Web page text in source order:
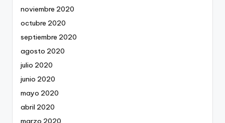
noviembre 2020
octubre 2020
septiembre 2020
agosto 2020
julio 2020
junio 2020
mayo 2020
abril 2020
marzo 2020